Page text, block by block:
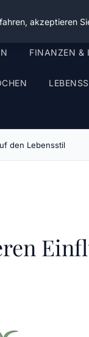
FINANZEN &
den Lebensstil
akzeptieren